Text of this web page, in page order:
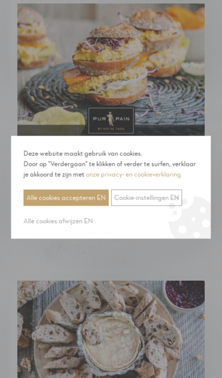
Avondbrood pistolet torentjes met vegan
eiersalade, linzenmix & gegrilde wortel
Low carb – High protein pistolets met vegan “no-
egg” salad Energie-rijk op een plantaardige
manier!
Deze website maakt gebruik van cookies.
Door op "Verdergaan" te klikken of verder te surfen, verklaar
je akkoord te zijn met onze privacy- en cookieverklaring
Alle cookies accepteren EN Cookie-instellingen EN
Alle cookies afwijzen EN